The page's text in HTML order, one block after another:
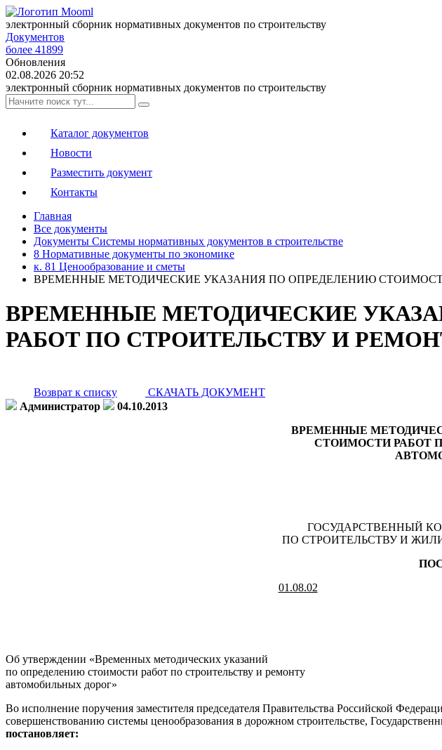
электронный сборник нормативных документов по строительству
Документов
более 41899
Обновления
02.08.2026 20:52
электронный сборник нормативных документов по строительству
Каталог документов
Новости
Разместить документ
Контакты
Главная
Все документы
Документы Системы нормативных документов в строительстве
8 Нормативные документы по экономике
к. 81 Ценообразование и сметы
ВРЕМЕННЫЕ МЕТОДИЧЕСКИЕ УКАЗАНИЯ ПО ОПРЕДЕЛЕНИЮ
ВРЕМЕННЫЕ МЕТОДИЧЕСКИЕ
РАБОТ ПО СТРОИТЕЛЬСТВУ И
Возврат к списку
СКАЧАТЬ ДОКУМЕНТ
Администратор
04.10.2013
ВРЕМЕННЫЕ
СТОИМОСТИ РАБОТ
ГОСУДАРСТВЕННЫЙ
ПО СТРОИТЕЛЬСТВУ И
01.08.02
Об утверждении «Временных методических указаний
по определению стоимости работ по строительству и ремонту
автомобильных дорог»
Во исполнение поручения заместителя председателя Правительства Российской
совершенствованию системы ценообразования в дорожном строительстве,
постановляет: